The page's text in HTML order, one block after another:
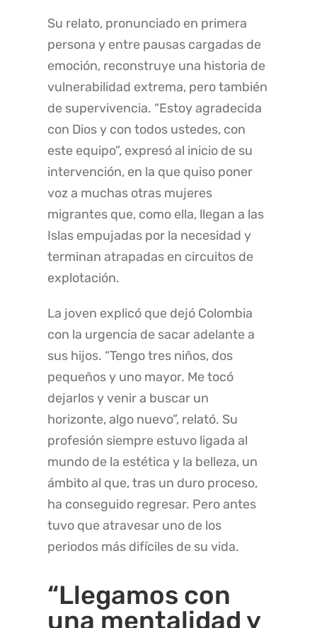
Su relato, pronunciado en primera
persona y entre pausas cargadas de
emoción, reconstruye una historia de
vulnerabilidad extrema, pero también
de supervivencia. “Estoy agradecida
con Dios y con todos ustedes, con
este equipo”, expresó al inicio de su
intervención, en la que quiso poner
voz a muchas otras mujeres
migrantes que, como ella, llegan a las
Islas empujadas por la necesidad y
terminan atrapadas en circuitos de
explotación.
La joven explicó que dejó Colombia
con la urgencia de sacar adelante a
sus hijos. “Tengo tres niños, dos
pequeños y uno mayor. Me tocó
dejarlos y venir a buscar un
horizonte, algo nuevo”, relató. Su
profesión siempre estuvo ligada al
mundo de la estética y la belleza, un
ámbito al que, tras un duro proceso,
ha conseguido regresar. Pero antes
tuvo que atravesar uno de los
periodos más difíciles de su vida.
“Llegamos con
una mentalidad y